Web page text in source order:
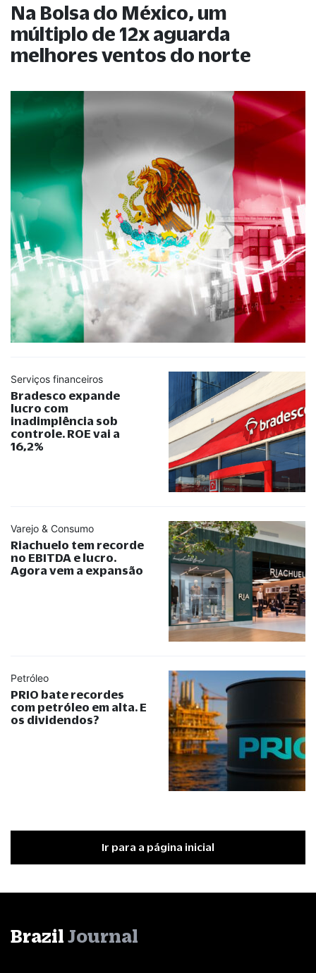
Na Bolsa do México, um
múltiplo de 12x aguarda
melhores ventos do norte
Serviços financeiros
Bradesco expande
lucro com
inadimplência sob
controle. ROE vai a
16,2%
Varejo & Consumo
Riachuelo tem recorde
no EBITDA e lucro.
Agora vem a expansão
Petróleo
PRIO bate recordes
com petróleo em alta. E
os dividendos?
Ir para a página inicial
Brazil Journal